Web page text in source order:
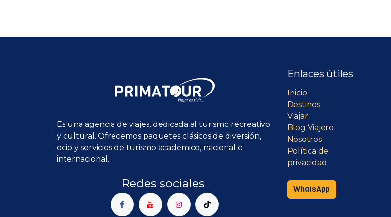
Es una agencia de viajes, dedicada al turismo recreativo
y cultural. Ofrecemos paquetes clásicos de diversión,
ocio y servicios de turismo académico, nacional e
internacional.
Redes sociales
Enlaces útiles
Inicio
Destinos
Viajar
Blog Viajero
Nosotros
Política de
privacidad
WhatsApp